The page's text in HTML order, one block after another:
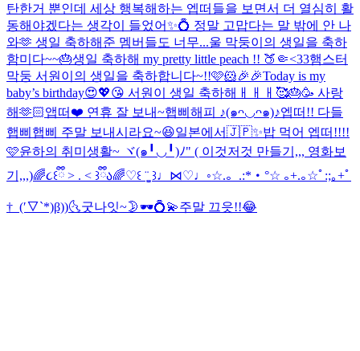
탄한거 뿐인데 세상 행복해하는 엡떠들을 보면서 더 열심히 활
동해야겠다는 생각이 들었어✨💍 정말 고맙다는 말 밖에 안 나
와🫶 생일 축하해준 멤버들도 너무...울 막둥이의 생일을 축하
함미다~~🎂생일 축하해 my pretty little peach !! 🍑🤏<33햄스터
막둥 서원이의 생일을 축하합니다~!!🩷🐹🎉🎉Today is my
baby’s birthday😍💖😘 서원이 생일 축하해ㅐㅐㅐ🥰🎂🥳 사랑
해🫶🏻앱떠❤️ 연휴 잘 보내~햅삐해피 ♪(๑ᴖ◡ᴖ๑)♪엡떠!! 다들
햅삐햅삐 주말 보내시라요~😆일본에서🇯🇵✨밥 먹어 엡떠!!!!
🩷윤하의 취미생활~ ヾ(๑╹◡╹)ﾉ" ( 이것저것 만들기,,, 영화보
기,,,)🌈૮꒰ྀི > . < ꒱ྀིა🌈♡꒰ ¨̮͚ ꒱♩⋈♡♩◦☆.。.:*・°☆ ｡+.｡☆ﾟ:;｡+ﾟ
†_(′▽`*)β))🌜굿나잇~🌛🕶️💍💫주말 끄읏!!😂